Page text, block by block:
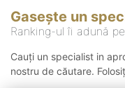
Gasește un
Ranking-ul îi adună
Cauți un specialist in
nostru de căutare.